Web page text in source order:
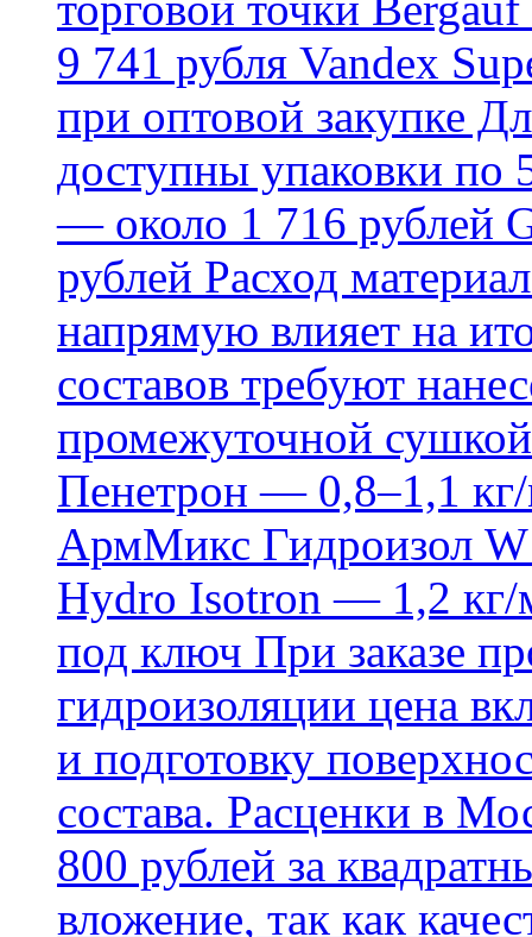
9 741 рубля Vandex
при оптовой закупке
доступны упаковки по
— около 1 716 рублей
рублей Расход
напрямую влияет на
составов требуют
промежуточной
Пенетрон — 0,8–1,1 кг/
АрмМикс Гидроизол
Hydro Isotron — 1,2 кг/
под ключ При заказе
гидроизоляции цена
и подготовку
состава. Расценки в
800 рублей за
вложение, так как